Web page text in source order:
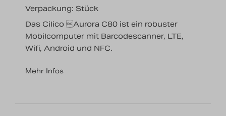
Verpackung: Stück
Das Cilico Aurora C80 ist ein robuster
Mobilcomputer mit Barcodescanner, LTE,
Wifi, Android und NFC.
Mehr Infos